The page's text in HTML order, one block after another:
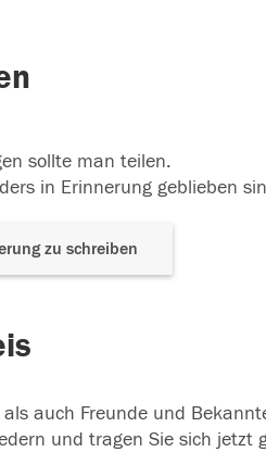
sollte man teilen.
in Erinnerung geblieben
zu schreiben
auch Freunde und
und tragen Sie sich jetzt